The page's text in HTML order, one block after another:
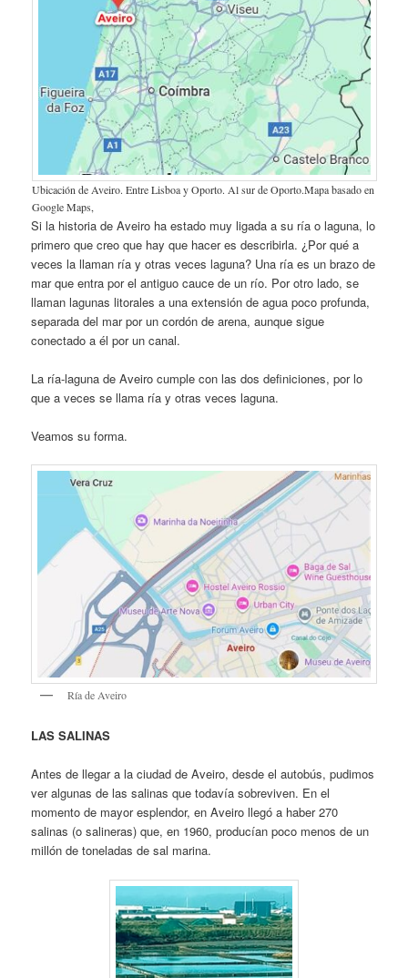
Ubicación de Aveiro. Entre Lisboa y Oporto. Al sur de Oporto.Mapa basado en
Google Maps,
Si la historia de Aveiro ha estado muy ligada a su ría o laguna, lo
primero que creo que hay que hacer es describirla. ¿Por qué a
veces la llaman ría y otras veces laguna? Una ría es un brazo de
mar que entra por el antiguo cauce de un río. Por otro lado, se
llaman lagunas litorales a una extensión de agua poco profunda,
separada del mar por un cordón de arena, aunque sigue
conectado a él por un canal.
La ría-laguna de Aveiro cumple con las dos definiciones, por lo
que a veces se llama ría y otras veces laguna.
Veamos su forma.
Ría de Aveiro
LAS SALINAS
Antes de llegar a la ciudad de Aveiro, desde el autobús, pudimos
ver algunas de las salinas que todavía sobreviven. En el
momento de mayor esplendor, en Aveiro llegó a haber 270
salinas (o salineras) que, en 1960, producían poco menos de un
millón de toneladas de sal marina.